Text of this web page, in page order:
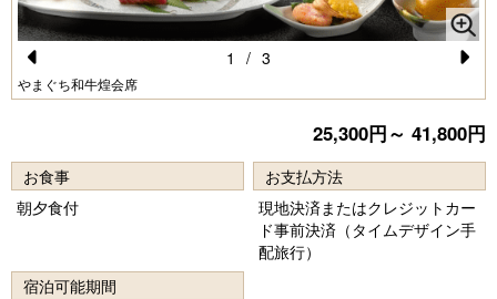
Pr
o
u
やまぐち和牛煌会席
e
xt
1 / 3
25,300円～ 41,800円
お食事
朝夕食付
お支払方法
現地決済またはクレジットカー
ド事前決済（タイムデザイン手
配旅行）
宿泊可能期間